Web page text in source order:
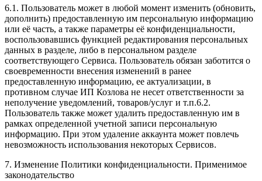
6.1. Пользователь может в любой момент изменить (обновить,
дополнить) предоставленную им персональную информацию
или её часть, а также параметры её конфиденциальности,
воспользовавшись функцией редактирования персональных
данных в разделе, либо в персональном разделе
соответствующего Сервиса. Пользователь обязан заботится о
своевременности внесения изменений в ранее
предоставленную информацию, ее актуализации, в
противном случае ИП Козлова не несет ответственности за
неполучение уведомлений, товаров/услуг и т.п.6.2.
Пользователь также может удалить предоставленную им в
рамках определенной учетной записи персональную
информацию. При этом удаление аккаунта может повлечь
невозможность использования некоторых Сервисов.
7. Изменение Политики конфиденциальности. Применимое
законодательство